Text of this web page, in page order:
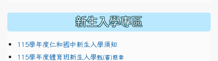
新生入學專區
115學年度仁和國中新生入學須知
115學年度體育班新生入學甄(審)簡章